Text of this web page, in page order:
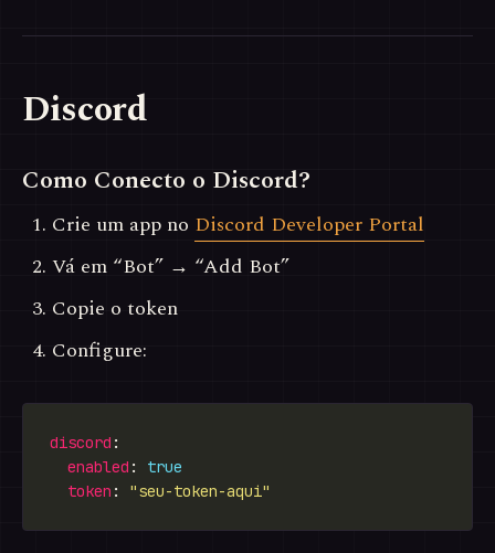
Discord
Como Conecto o Discord?
Crie um app no Discord Developer Portal
Vá em “Bot” → “Add Bot”
Copie o token
Configure:
discord
enabled : true
token : "seu-token-aqui"